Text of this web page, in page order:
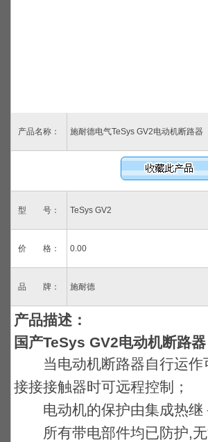
产品名称： 施耐德电气TeSys GV2电动机断路器
型 号： TeSys GV2
价 格： 0.00
品 牌： 施耐德
产品描述：
国产TeSys GV2电动机断路
当电动机断路器自行运作
接接接触器时可远程控制；
电动机的保护由集成热继
所有带电部件均已防护,无